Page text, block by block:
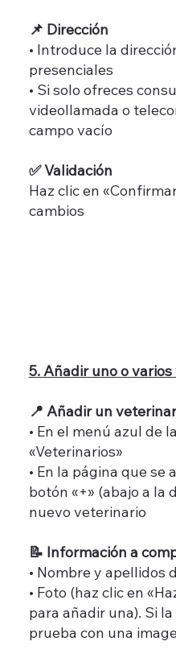
📌 Dirección
• Introduce la
presenciales
• Si solo ofreces
videollamada o
campo vacío
✅ Validación
Haz clic en
cambios
5. Añadir uno o
📍 Añadir un
• En el menú azul de
«Veterinarios»
• En la página que se
botón «+» (abajo a la
nuevo veterinario
📝 Información a
• Nombre y apellidos
• Foto (haz clic en
para añadir una). Si
prueba con una